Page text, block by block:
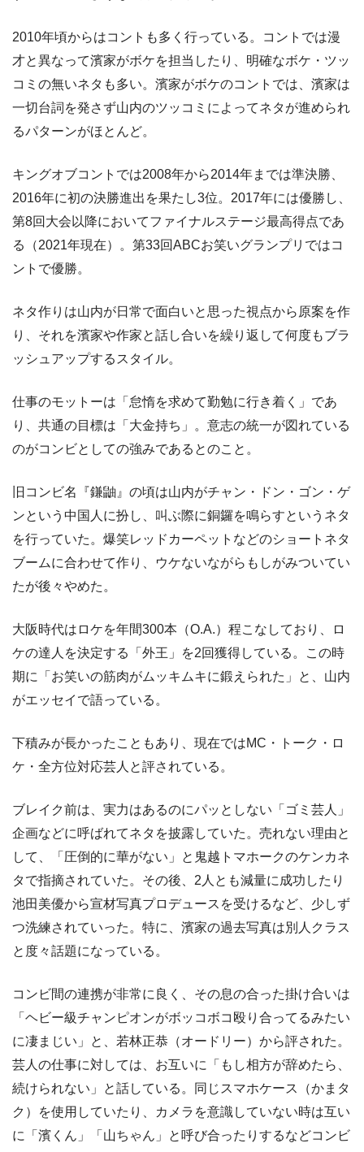
2010年頃からはコントも多く行っている。コントでは漫
才と異なって濱家がボケを担当したり、明確なボケ・ツッ
コミの無いネタも多い。濱家がボケのコントでは、濱家は
一切台詞を発さず山内のツッコミによってネタが進められ
るパターンがほとんど。
キングオブコントでは2008年から2014年までは準決勝、
2016年に初の決勝進出を果たし3位。2017年には優勝し、
第8回大会以降においてファイナルステージ最高得点であ
る（2021年現在）。第33回ABCお笑いグランプリではコ
ントで優勝。
ネタ作りは山内が日常で面白いと思った視点から原案を作
り、それを濱家や作家と話し合いを繰り返して何度もブラ
ッシュアップするスタイル。
仕事のモットーは「怠惰を求めて勤勉に行き着く」であ
り、共通の目標は「大金持ち」。意志の統一が図れている
のがコンビとしての強みであるとのこと。
旧コンビ名『鎌鼬』の頃は山内がチャン・ドン・ゴン・ゲ
ンという中国人に扮し、叫ぶ際に銅鑼を鳴らすというネタ
を行っていた。爆笑レッドカーペットなどのショートネタ
ブームに合わせて作り、ウケないながらもしがみついてい
たが後々やめた。
大阪時代はロケを年間300本（O.A.）程こなしており、ロ
ケの達人を決定する「外王」を2回獲得している。この時
期に「お笑いの筋肉がムッキムキに鍛えられた」と、山内
がエッセイで語っている。
下積みが長かったこともあり、現在ではMC・トーク・ロ
ケ・全方位対応芸人と評されている。
ブレイク前は、実力はあるのにパッとしない「ゴミ芸人」
企画などに呼ばれてネタを披露していた。売れない理由と
して、「圧倒的に華がない」と鬼越トマホークのケンカネ
タで指摘されていた。その後、2人とも減量に成功したり
池田美優から宣材写真プロデュースを受けるなど、少しず
つ洗練されていった。特に、濱家の過去写真は別人クラス
と度々話題になっている。
コンビ間の連携が非常に良く、その息の合った掛け合いは
「ヘビー級チャンピオンがボッコボコ殴り合ってるみたい
に凄まじい」と、若林正恭（オードリー）から評された。
芸人の仕事に対しては、お互いに「もし相方が辞めたら、
続けられない」と話している。同じスマホケース（かまタ
ク）を使用していたり、カメラを意識していない時は互い
に「濱くん」「山ちゃん」と呼び合ったりするなどコンビ